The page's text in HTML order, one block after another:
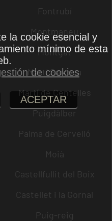
Fontrubí
Montmaneu
Montgat
Martí Sarroca
Martí de Centelles
Puigdàlber
Palma de Cervelló
Moià
Castellfullit del Boix
Castellet i la Gornal
Puig-reig
la cookie esencial y
mínimo de esta
de cookies
ACEPTAR